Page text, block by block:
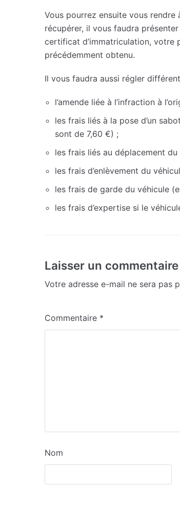
Vous pourrez ensuite vous
récupérer, il vous faudra présenter
certificat d’immatriculation, votre
précédemment obtenu.
Il vous faudra aussi régler
l’amende liée à l’infraction à
les frais liés à la pose d’un
sont de 7,60 €) ;
les frais liés au déplacement
les frais d’enlèvement du
les frais de garde du véhicule
les frais d’expertise si le
Laisser un commentaire
Votre adresse e-mail ne sera pas
Commentaire *
Nom